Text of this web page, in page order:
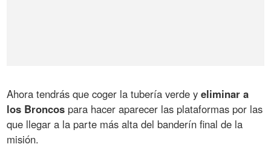
Ahora tendrás que coger la tubería verde yeliminar a
los Broncos para hacer aparecer las plataformas por las
que llegar a la parte más alta del banderín final de la
misión.